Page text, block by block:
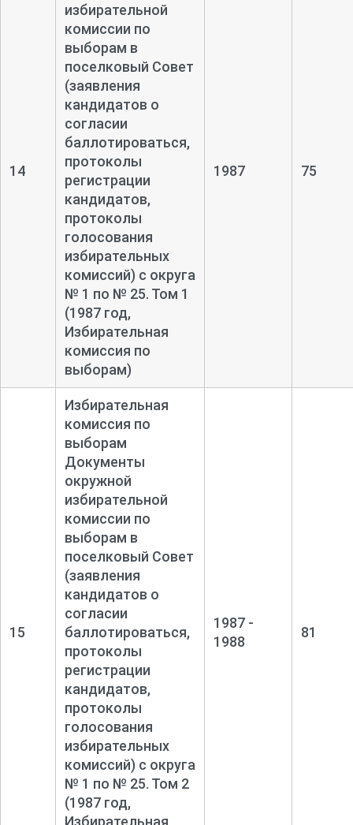
14
избирательной
комиссии по
выборам в
поселковый Совет
(заявления
кандидатов о
согласии
баллотироваться,
протоколы
регистрации
кандидатов,
протоколы
голосования
избирательных
комиссий) с округа
№ 1 по № 25. Том 1
(1987 год,
Избирательная
комиссия по
выборам)
1987 75
15
Избирательная
комиссия по
выборам
Документы
окружной
избирательной
комиссии по
выборам в
поселковый Совет
(заявления
кандидатов о
согласии
баллотироваться,
протоколы
регистрации
кандидатов,
протоколы
голосования
избирательных
комиссий) с округа
№ 1 по № 25. Том 2
(1987 год,
Избирательная
1987 -
1988
81